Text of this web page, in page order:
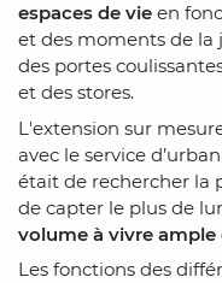
espaces de vie en
et des moments de
des portes
et des stores.
L'extension sur
avec le service
était de rechercher la
de capter le plus de
volume à vivre
Les fonctions des